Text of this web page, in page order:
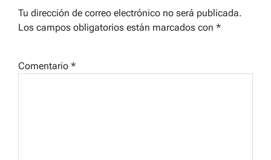
Tu dirección de correo electrónico no será publicada.
Los campos obligatorios están marcados con *
Comentario *